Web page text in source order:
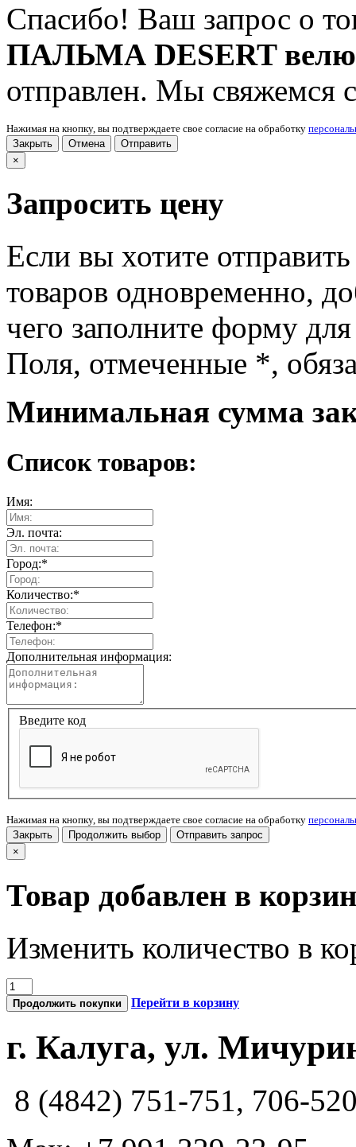
Спасибо! Ваш запрос о
ПАЛЬМА DESERT
отправлен. Мы свяжемся
Нажимая на кнопку, вы подтверждаете свое согласие на обработку
Закрыть
Отмена
Отправить
×
Запросить цену
Если вы хотите
товаров одновременно,
чего заполните форму
Поля, отмеченные *,
Минимальная сумма
Список товаров:
Имя:
Эл. почта:
Город:*
Количество:*
Телефон:*
Дополнительная информация:
Введите код
Нажимая на кнопку, вы подтверждаете свое согласие на обработку
Закрыть
Продолжить выбор
Отправить запрос
×
Товар добавлен в
Изменить количество в
Продолжить покупки Перейти в корзину
г. Калуга, ул.
8 (4842) 751-751, 706-